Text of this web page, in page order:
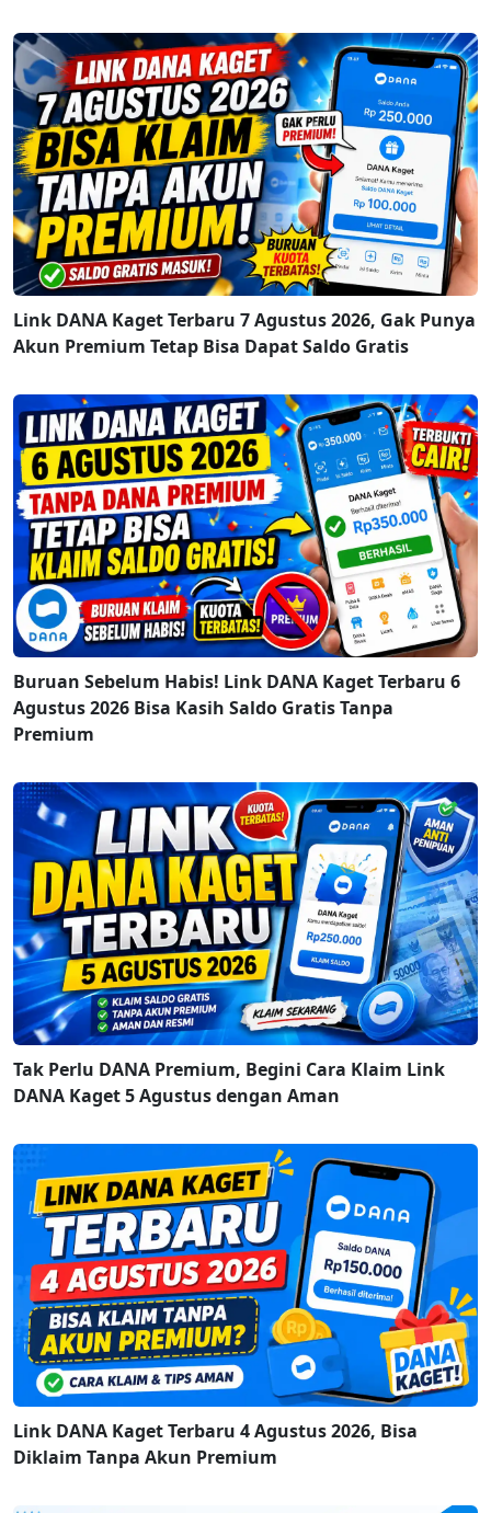
Link DANA Kaget Terbaru 7 Agustus 2026, Gak Punya
Akun Premium Tetap Bisa Dapat Saldo Gratis
Buruan Sebelum Habis! Link DANA Kaget Terbaru 6
Agustus 2026 Bisa Kasih Saldo Gratis Tanpa
Premium
Tak Perlu DANA Premium, Begini Cara Klaim Link
DANA Kaget 5 Agustus dengan Aman
Link DANA Kaget Terbaru 4 Agustus 2026, Bisa
Diklaim Tanpa Akun Premium